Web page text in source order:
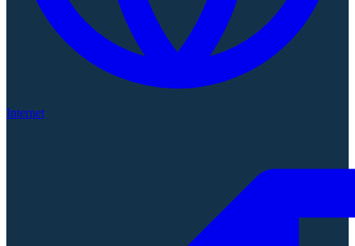
Internet